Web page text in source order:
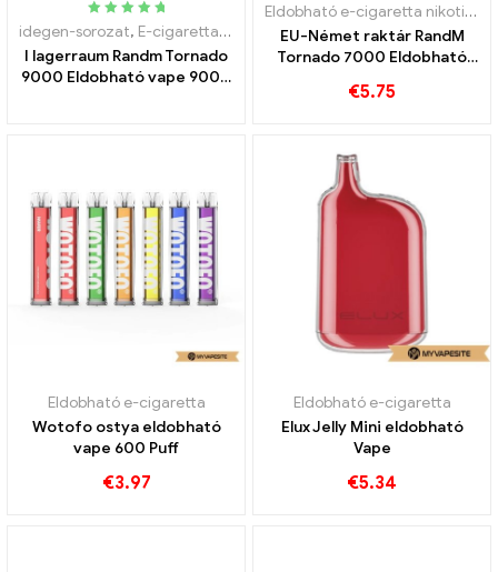
Névleges
idegen-sorozat, E-cigaretta indítókészlet ,Eldobható e-cigaretta
I lagerraum Randm Tornado
9000 Eldobható vape 9000
Eldobható e-cigaretta nikotinnal
EU-Német raktár RandM
Tornado 7000 Eldobható
€5.75
Eldobható e-cigaretta
Wotofo ostya eldobható
vape 600 Puff
€3.97
Eldobható e-cigaretta
Elux Jelly Mini eldobható
Vape
€5.34